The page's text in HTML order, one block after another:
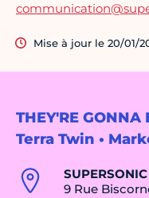
THEY'RE
Terra Twin •
SUPERSONIC
9 Rue
Mise à jour le 20/01/